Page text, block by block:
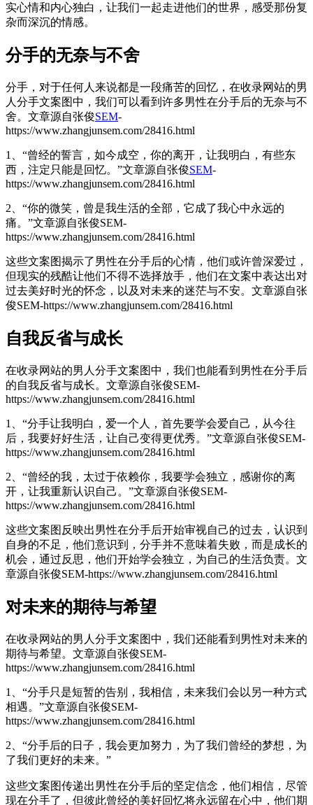
实心情和内心独白，让我们一起走进他们的世界，感受那份复
杂而深沉的情感。
分手的无奈与不舍
分手，对于任何人来说都是一段痛苦的回忆，在收录网站的男
人分手文案图中，我们可以看到许多男性在分手后的无奈与不
舍。 文章源自张俊SEM-
https://www.zhangjunsem.com/28416.html
1、“曾经的誓言，如今成空，你的离开，让我明白，有些东
西，注定只能是回忆。”文章源自张俊SEM-
https://www.zhangjunsem.com/28416.html
2、“你的微笑，曾是我生活的全部，它成了我心中永远的
痛。”文章源自张俊SEM-
https://www.zhangjunsem.com/28416.html
这些文案图揭示了男性在分手后的心情，他们或许曾深爱过，
但现实的残酷让他们不得不选择放手，他们在文案中表达出对
过去美好时光的怀念，以及对未来的迷茫与不安。 文章源自张
俊SEM-https://www.zhangjunsem.com/28416.html
自我反省与成长
在收录网站的男人分手文案图中，我们也能看到男性在分手后
的自我反省与成长。 文章源自张俊SEM-
https://www.zhangjunsem.com/28416.html
1、“分手让我明白，爱一个人，首先要学会爱自己，从今往
后，我要好好生活，让自己变得更优秀。”文章源自张俊SEM-
https://www.zhangjunsem.com/28416.html
2、“曾经的我，太过于依赖你，我要学会独立，感谢你的离
开，让我重新认识自己。”文章源自张俊SEM-
https://www.zhangjunsem.com/28416.html
这些文案图反映出男性在分手后开始审视自己的过去，认识到
自身的不足，他们意识到，分手并不意味着失败，而是成长的
机会，通过反思，他们开始学会独立，为自己的生活负责。 文
章源自张俊SEM-https://www.zhangjunsem.com/28416.html
对未来的期待与希望
在收录网站的男人分手文案图中，我们还能看到男性对未来的
期待与希望。 文章源自张俊SEM-
https://www.zhangjunsem.com/28416.html
1、“分手只是短暂的告别，我相信，未来我们会以另一种方式
相遇。”文章源自张俊SEM-
https://www.zhangjunsem.com/28416.html
2、“分手后的日子，我会更加努力，为了我们曾经的梦想，为
了我们更好的未来。”
这些文案图传递出男性在分手后的坚定信念，他们相信，尽管
现在分手了，但彼此曾经的美好回忆将永远留在心中，他们期